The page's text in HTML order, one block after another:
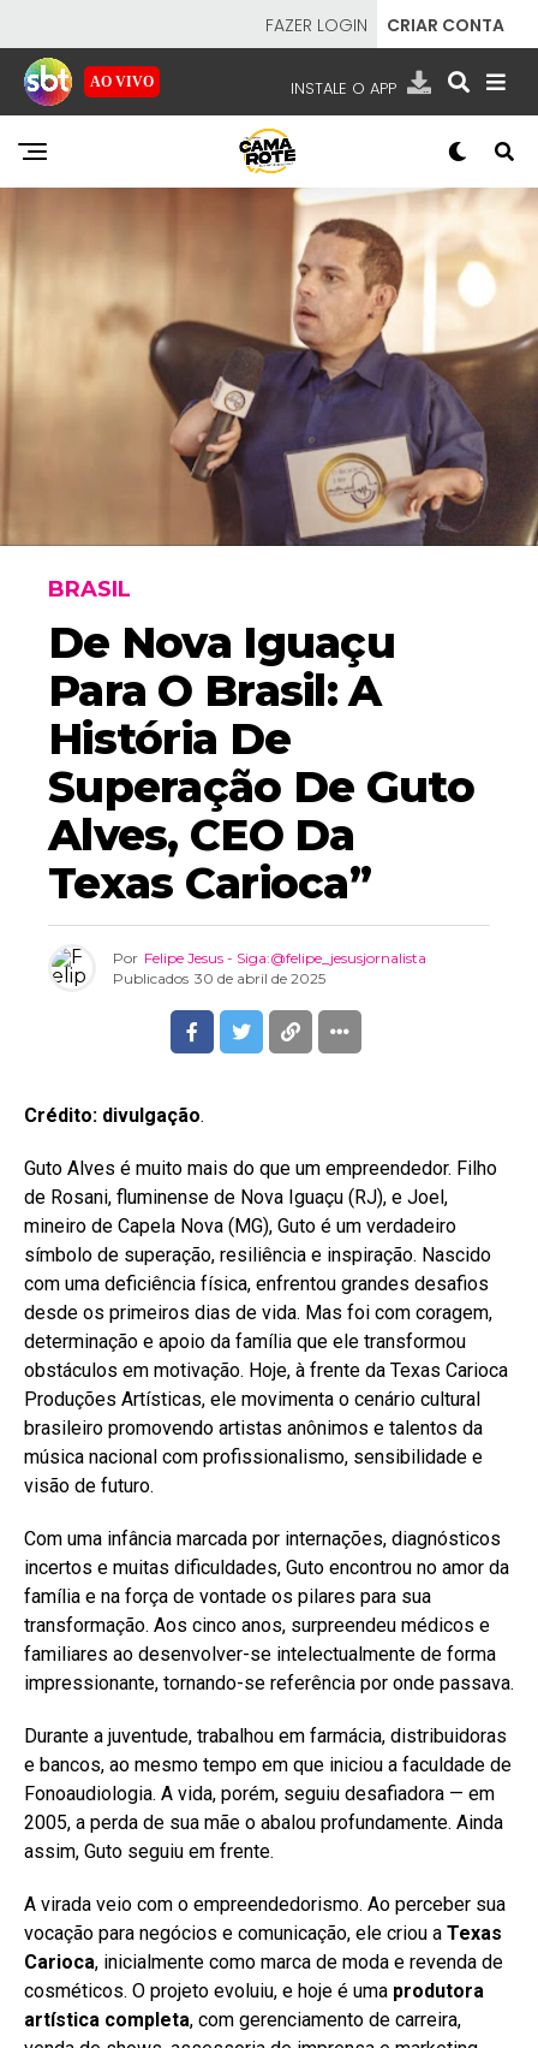
FAZER LOGIN CRIAR CONTA
AO VIVO INSTALE O APP
EMISSORAS
APP TV SBT
- SISTEMA BRASILEIRO DE TELEVISÃO
BRASIL
De Nova Iguaçu
Para O Brasil: A
História De
Superação De Guto
Alves, CEO Da
Texas Carioca”
Por Felipe Jesus - Siga:@felipe_jesusjornalista
Publicados 30 de abril de 2025
Crédito: divulgação.
Guto Alves é muito mais do que um empreendedor. Filho
de Rosani, fluminense de Nova Iguaçu (RJ), e Joel,
mineiro de Capela Nova (MG), Guto é um verdadeiro
símbolo de superação, resiliência e inspiração. Nascido
com uma deficiência física, enfrentou grandes desafios
desde os primeiros dias de vida. Mas foi com coragem,
determinação e apoio da família que ele transformou
obstáculos em motivação. Hoje, à frente da Texas Carioca
Produções Artísticas, ele movimenta o cenário cultural
brasileiro promovendo artistas anônimos e talentos da
música nacional com profissionalismo, sensibilidade e
visão de futuro.
Com uma infância marcada por internações, diagnósticos
incertos e muitas dificuldades, Guto encontrou no amor da
família e na força de vontade os pilares para sua
transformação. Aos cinco anos, surpreendeu médicos e
familiares ao desenvolver-se intelectualmente de forma
impressionante, tornando-se referência por onde passava.
Durante a juventude, trabalhou em farmácia, distribuidoras
e bancos, ao mesmo tempo em que iniciou a faculdade de
Fonoaudiologia. A vida, porém, seguiu desafiadora — em
2005, a perda de sua mãe o abalou profundamente. Ainda
assim, Guto seguiu em frente.
A virada veio com o empreendedorismo. Ao perceber sua
vocação para negócios e comunicação, ele criou a Texas
Carioca, inicialmente como marca de moda e revenda de
cosméticos. O projeto evoluiu, e hoje é uma produtora
artística completa, com gerenciamento de carreira,